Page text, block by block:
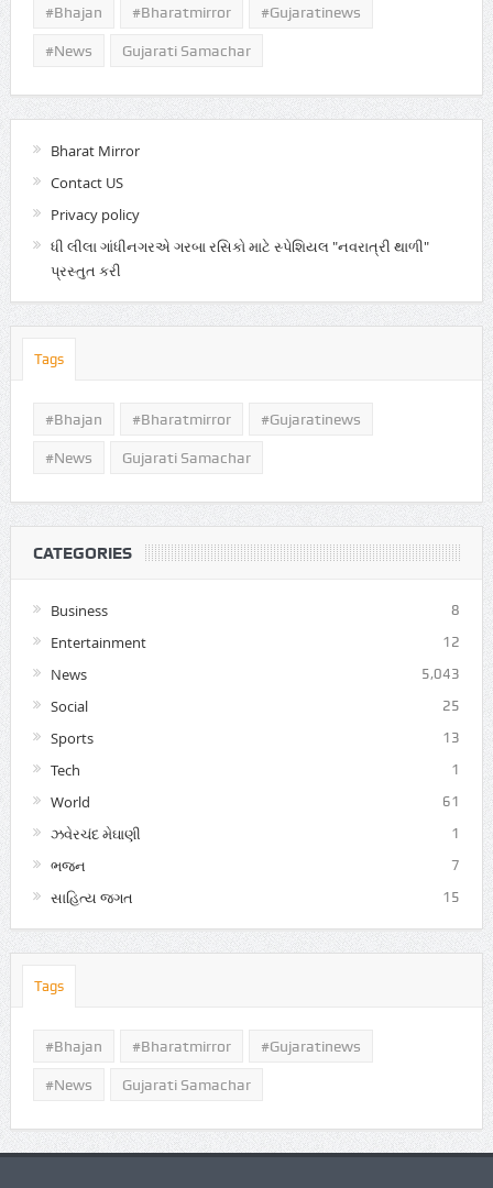
#Bhajan #bharatmirror #gujaratinews
#news Gujarati Samachar
Bharat Mirror
Contact US
Privacy policy
ધી લીલા ગાંધીનગરએ ગરબા રસિકો માટે સ્પેશિયલ "નવરાત્રી થાળી"
પ્રસ્તુત કરી
Tags
#Bhajan #bharatmirror #gujaratinews
#news Gujarati Samachar
CATEGORIES
Business 8
Entertainment 12
News 5,043
Social 25
Sports 13
Tech 1
World 61
ઝવેરચંદ મેઘાણી 1
ભજન 7
સાહિત્ય જગત 15
Tags
#Bhajan #bharatmirror #gujaratinews
#news Gujarati Samachar